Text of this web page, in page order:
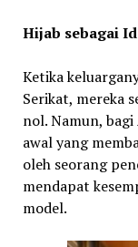
Hijab sebagai
Ketika
Serikat, mereka
nol. Namun,
awal yang
oleh seorang
mendapat
model.